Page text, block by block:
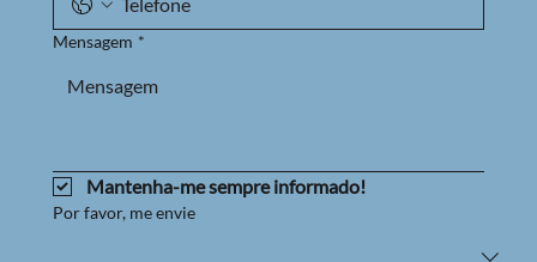
Mensagem *
Mantenha-me sempre informado!
Por favor, me envie